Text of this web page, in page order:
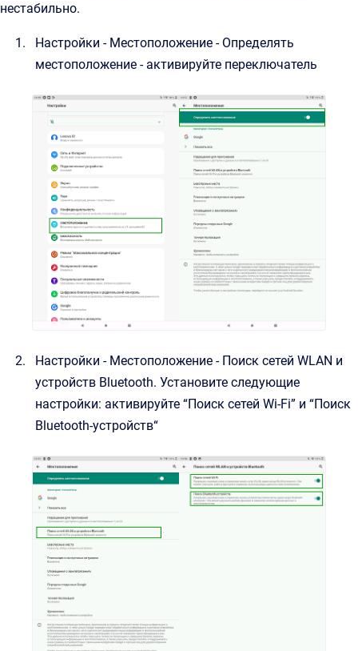
нестабильно.
Настройки - Местоположение - Определять
местоположение - активируйте переключатель
Настройки - Местоположение - Поиск сетей WLAN и
устройств Bluetooth. Установите следующие
настройки: активируйте “Поиск сетей Wi-Fi” и “Поиск
Bluetooth-устройств“